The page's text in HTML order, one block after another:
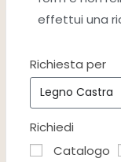
effettui una
Richiesta per
Richiedi
Catalogo